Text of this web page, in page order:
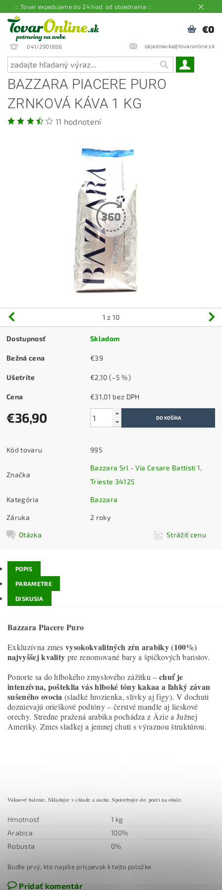
:: Tovar expedujeme do 24 hod. od objednania ::
041/2901888 objednavka@tovaronline.sk
€0
BAZZARA PIACERE PURO
ZRNKOVÁ KÁVA 1 KG
11 hodnotení
1 z 10
Dostupnosť Skladom
Bežná cena €39
Ušetríte €2,10(–5 %)
Cena €31,01 bez DPH
€36,90
Kód tovaru 995
Značka
Bazzara Srl - Via Cesare Battisti 1,
Trieste 34125
Kategória Bazzara
Záruka 2 roky
Otázka Strážiť cenu
POPIS
PARAMETRE
DISKUSIA
Bazzara Piacere Puro
Exkluzívna zmesvysokokvalitných zŕn arabiky (100%)
najvyššej kvality pre renomované bary a špičkových baristov.
Ponorte sa do hlbokého zmyslového zážitku –chuť je
intenzívna, pošteklia vás hlboké tóny kakaa a ľahký závan
sušeného ovocia (sladké hrozienka, slivky aj figy). V dochuti
doznievajú orieškové podtóny – čerstvé mandle aj lieskové
orechy. Stredne pražená arabika pochádza z Ázie a Južnej
Ameriky. Zmes sladkej a jemnej chuti s výraznou štruktúrou.
Vákuové balenie. Skladujte v chlade a suchu. Spotrebujte do: pozri na obale.
Hmotnosť
1 kg
Arabica
100%
Robusta
0%
Buďte prvý, kto napíše príspevok k tejto položke.
Pridať komentár